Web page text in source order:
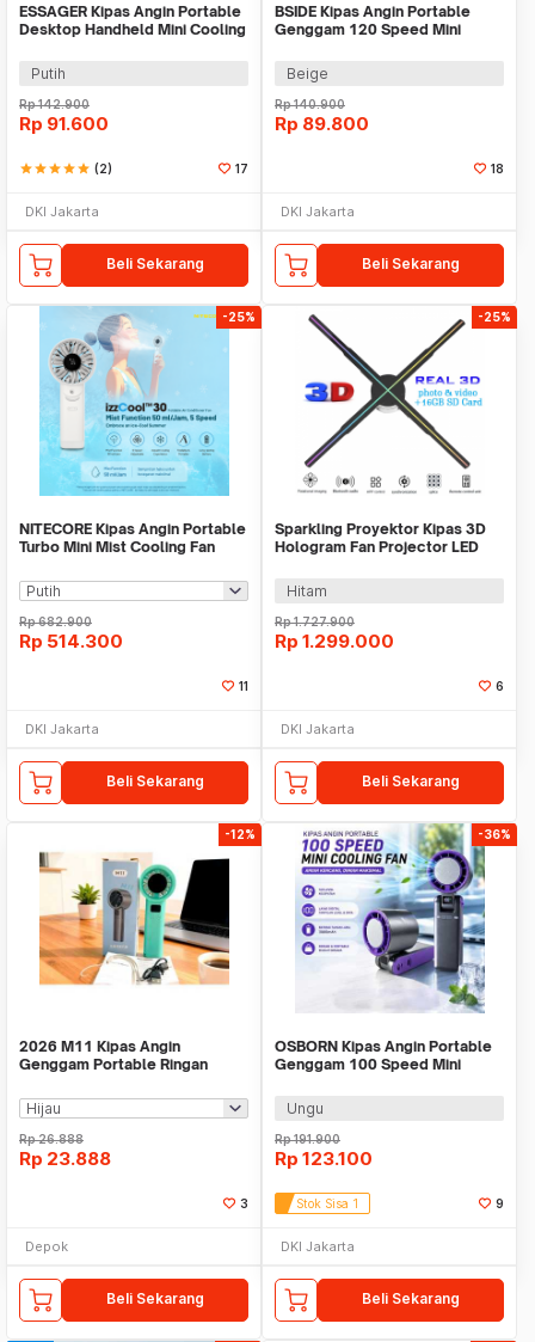
ESSAGER Kipas Angin Portable
Desktop Handheld Mini Cooling
Putih
Rp142.900
Rp 91.600
starstarstarstarstar (2) 17
DKI Jakarta
Beli Sekarang
BSIDE Kipas Angin Portable
Genggam 120 Speed Mini
Beige
Rp140.900
Rp 89.800
18
DKI Jakarta
Beli Sekarang
-25%
NITECORE Kipas Angin Portable
Turbo Mini Mist Cooling Fan
Rp682.900
Rp 514.300
11
DKI Jakarta
Beli Sekarang
-25%
Sparkling Proyektor Kipas 3D
Hologram Fan Projector LED
Hitam
Rp1.727.900
Rp 1.299.000
6
DKI Jakarta
Beli Sekarang
-12%
2026 M11 Kipas Angin
Genggam Portable Ringan
Rp26.888
Rp 23.888
3
Depok
Beli Sekarang
-36%
OSBORN Kipas Angin Portable
Genggam 100 Speed Mini
Ungu
Rp191.900
Rp 123.100
Stok Sisa 1 9
DKI Jakarta
Beli Sekarang